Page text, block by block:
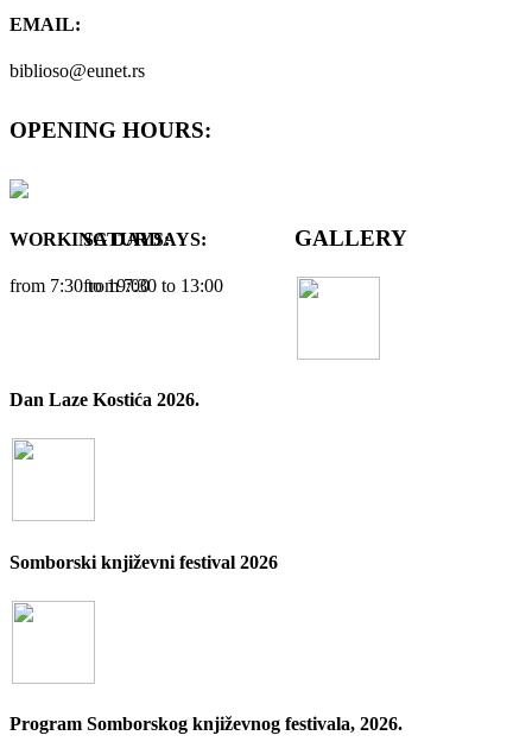
EMAIL:
biblioso@eunet.rs
OPENING HOURS:
WORKING DAYS:
from 7:30 tо 19:00
SATURDAYS:
from 7:30 tо 13:00
GALLERY
Dan Laze Kostića 2026.
Somborski književni festival 2026
Program Somborskog književnog festivala, 2026.